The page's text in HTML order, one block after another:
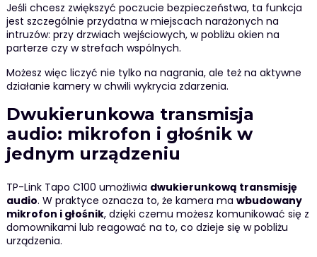
Jeśli chcesz zwiększyć poczucie bezpieczeństwa, ta funkcja
jest szczególnie przydatna w miejscach narażonych na
intruzów: przy drzwiach wejściowych, w pobliżu okien na
parterze czy w strefach wspólnych.
Możesz więc liczyć nie tylko na nagrania, ale też na aktywne
działanie kamery w chwili wykrycia zdarzenia.
Dwukierunkowa transmisja
audio: mikrofon i głośnik w
jednym urządzeniu
TP-Link Tapo C100 umożliwia dwukierunkową transmisję
audio. W praktyce oznacza to, że kamera ma wbudowany
mikrofon i głośnik, dzięki czemu możesz komunikować się z
domownikami lub reagować na to, co dzieje się w pobliżu
urządzenia.